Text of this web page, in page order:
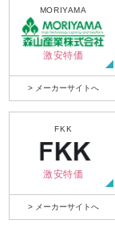
MORIYAMA
激安特価
> メーカーサイトへ
FKK
激安特価
> メーカーサイトへ